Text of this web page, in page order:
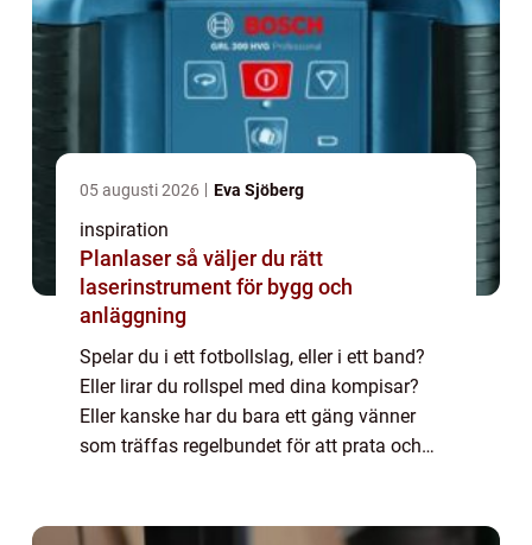
05 augusti 2026 Eva Sjöberg
inspiration
Planlaser så väljer du rätt
laserinstrument för bygg och
anläggning
Spelar du i ett fotbollslag, eller i ett band?
Eller lirar du rollspel med dina kompisar?
Eller kanske har du bara ett gäng vänner
som träffas regelbundet för att prata och